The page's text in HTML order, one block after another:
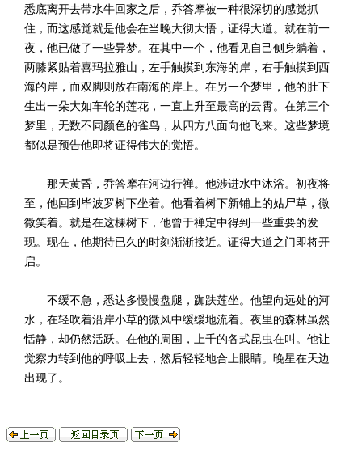
悉底离开去带水牛回家之后，乔答摩被一种很深切的感觉抓
住，而这感觉就是他会在当晚大彻大悟，证得大道。就在前一
夜，他已做了一些异梦。在其中一个，他看见自己侧身躺着，
两膝紧贴着喜玛拉雅山，左手触摸到东海的岸，右手触摸到西
海的岸，而双脚则放在南海的岸上。在另一个梦里，他的肚下
生出一朵大如车轮的莲花，一直上升至最高的云霄。在第三个
梦里，无数不同颜色的雀鸟，从四方八面向他飞来。这些梦境
都似是预告他即将证得伟大的觉悟。
那天黄昏，乔答摩在河边行禅。他涉进水中沐浴。初夜将
至，他回到毕波罗树下坐着。他看着树下新铺上的姑尸草，微
微笑着。就是在这棵树下，他曾于禅定中得到一些重要的发
现。现在，他期待已久的时刻渐渐接近。证得大道之门即将开
启。
不缓不急，悉达多慢慢盘腿，跏趺莲坐。他望向远处的河
水，在轻吹着沿岸小草的微风中缓缓地流着。夜里的森林虽然
恬静，却仍然活跃。在他的周围，上千的各式昆虫在叫。他让
觉察力转到他的呼吸上去，然后轻轻地合上眼睛。晚星在天边
出现了。